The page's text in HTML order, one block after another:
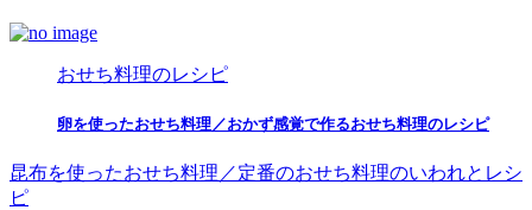
おせち料理のレシピ
卵を使ったおせち料理／おかず感覚で作るおせち料理のレシピ
昆布を使ったおせち料理／定番のおせち料理のいわれとレシ
ピ